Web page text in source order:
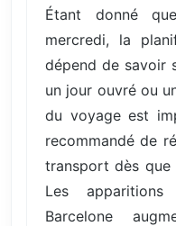
Étant donné
mercredi, la
dépend de savoir
un jour ouvré ou
du voyage est
recommandé de
transport dès que
Les
Barcelone